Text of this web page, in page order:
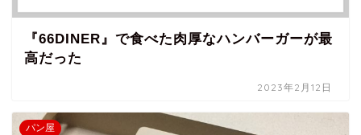
『66DINER』で食べた肉厚なハンバーガーが最
高だった
2023年2月12日
パン屋